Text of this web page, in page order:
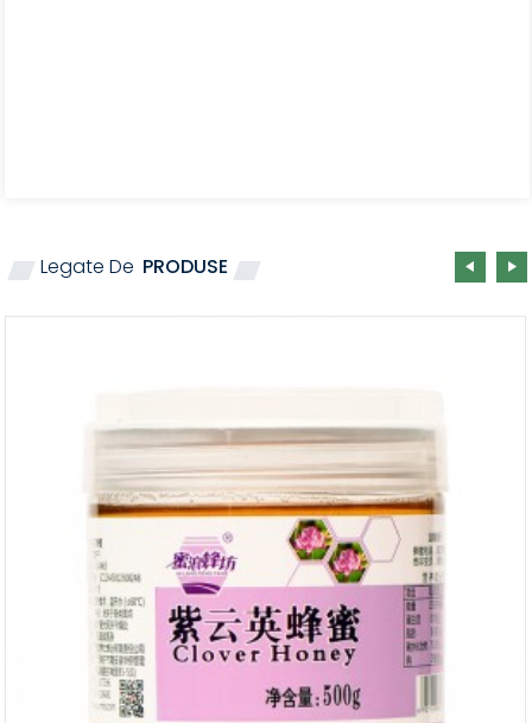
Legate De PRODUSE